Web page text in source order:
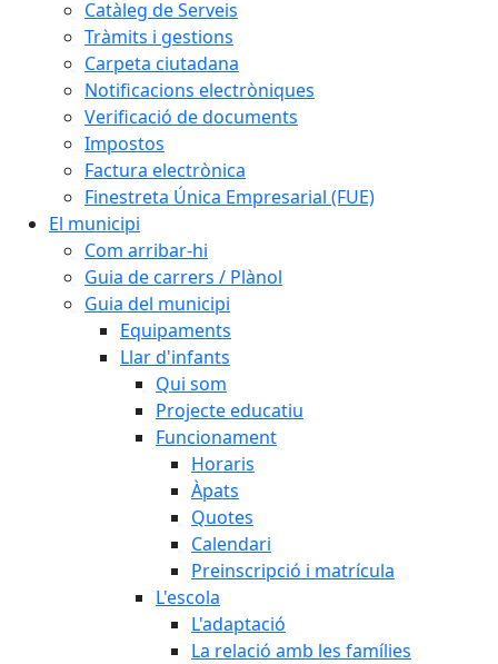
Catàleg de Serveis
Tràmits i gestions
Carpeta ciutadana
Notificacions electròniques
Verificació de documents
Impostos
Factura electrònica
Finestreta Única Empresarial (FUE)
El municipi
Com arribar-hi
Guia de carrers / Plànol
Guia del municipi
Equipaments
Llar d'infants
Qui som
Projecte educatiu
Funcionament
Horaris
Àpats
Quotes
Calendari
Preinscripció i matrícula
L'escola
L'adaptació
La relació amb les famílies